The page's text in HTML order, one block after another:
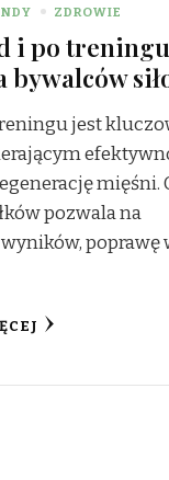
ZDROWIE
i po
jest
mięśni.
pozwala na
poprawę